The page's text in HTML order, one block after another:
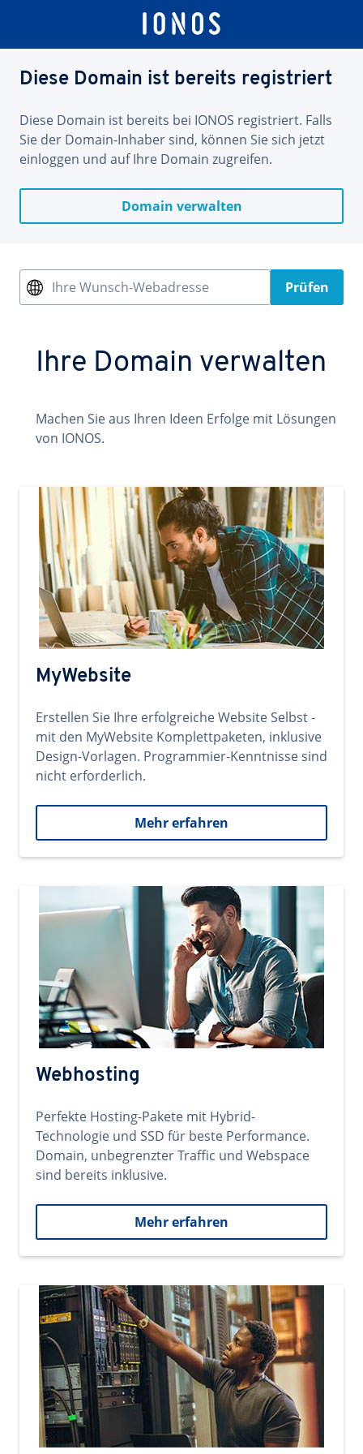
Diese Domain ist bereits registriert
Diese Domain ist bereits bei IONOS registriert. Falls
Sie der Domain-Inhaber sind, können Sie sich jetzt
einloggen und auf Ihre Domain zugreifen.
Domain verwalten
Ihre Wunsch-Webadresse Prüfen
Ihre Domain verwalten
Machen Sie aus Ihren Ideen Erfolge mit Lösungen
von IONOS.
MyWebsite
Erstellen Sie Ihre erfolgreiche Website Selbst -
mit den MyWebsite Komplettpaketen, inklusive
Design-Vorlagen. Programmier-Kenntnisse sind
nicht erforderlich.
Mehr erfahren
Webhosting
Perfekte Hosting-Pakete mit Hybrid-
Technologie und SSD für beste Performance.
Domain, unbegrenzter Traffic und Webspace
sind bereits inklusive.
Mehr erfahren